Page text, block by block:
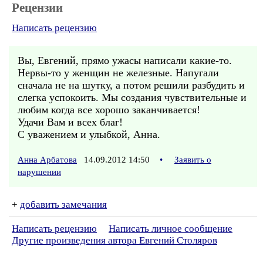
Рецензии
Написать рецензию
Вы, Евгений, прямо ужасы написали какие-то.
Нервы-то у женщин не железные. Напугали
сначала не на шутку, а потом решили разбудить и
слегка успокоить. Мы создания чувствительные и
любим когда все хорошо заканчивается!
Удачи Вам и всех благ!
С уважением и улыбкой, Анна.
Анна Арбатова 14.09.2012 14:50 •
Заявить о
нарушении
+ добавить замечания
Написать рецензию
Написать личное сообщение
Другие произведения автора Евгений Столяров